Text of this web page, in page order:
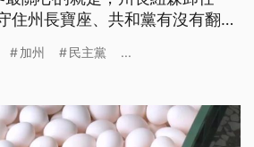
住州長寶座、共和黨有沒有翻盤
出得票最高的前2名參加決選。
力挺的希爾頓緊追在後，民主黨
三。
加州 民主黨 ...